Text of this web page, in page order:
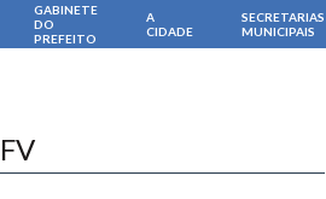
GABINETE
DO
PREFEITO
A
CIDADE
SECRETARIAS
MUNICIPAIS